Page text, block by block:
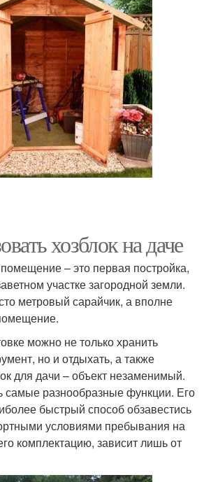
хозблок на даче
– это первая постройка,
участке загородной земли.
метровый сарайчик, а вполне
можно не только хранить
но и отдыхать, а также
для дачи – объект незаменимый.
самые разнообразные функции. Его
быстрый способ обзавестись
условиями пребывания на
комплектацию, зависит лишь от